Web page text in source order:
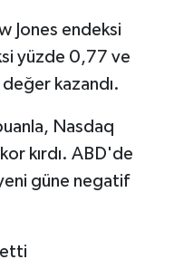
Jones endeksi
yüzde 0,77 ve
kazandı.
Nasdaq
kırdı. ABD'de
güne negatif